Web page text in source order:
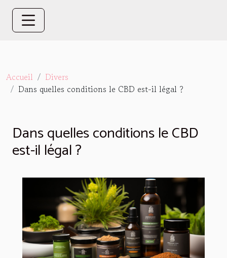
Accueil
Divers
Dans quelles conditions le CBD est-il légal ?
Dans quelles conditions le CBD
est-il légal ?